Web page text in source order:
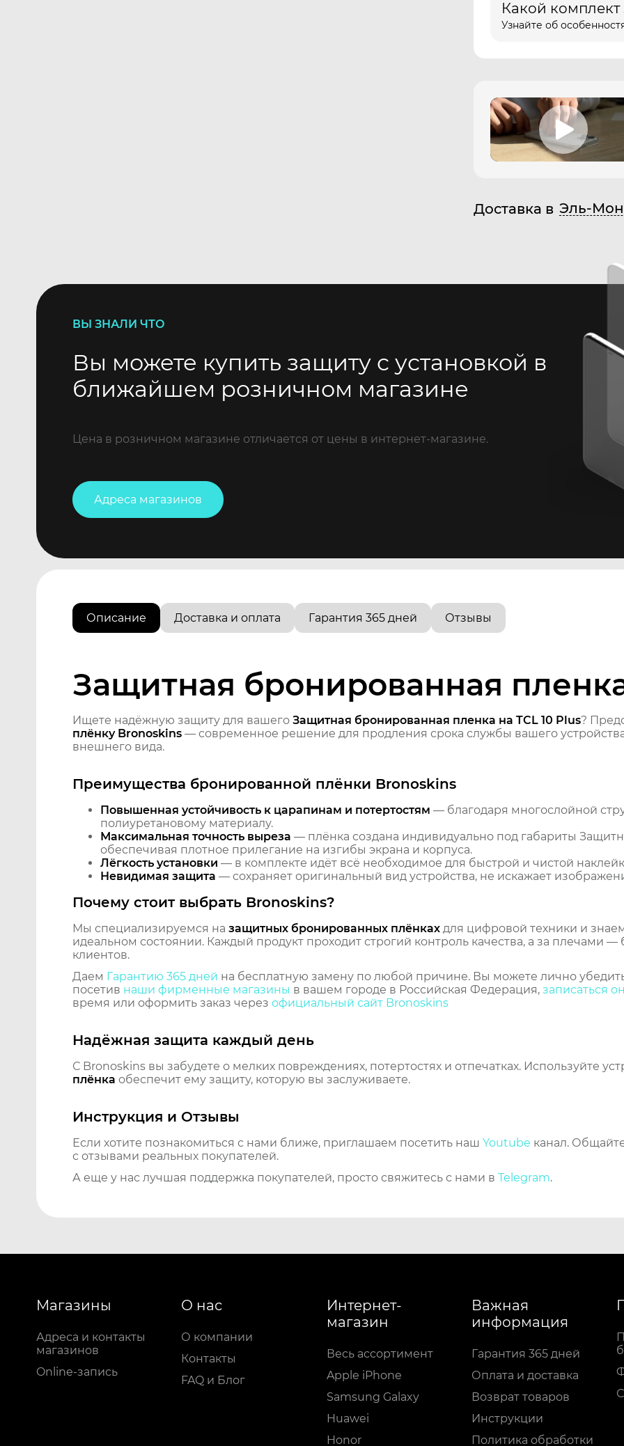
Какой
Узнайте об
Доставка в Эль-
ВЫ ЗНАЛИ ЧТО
Вы можете купить защиту с установкой в
ближайшем розничном магазине
Цена в розничном магазине отличается от цены в интернет-магазине.
Адреса магазинов
Описание Доставка и оплата Гарантия 365 дней Отзывы
Защитная бронированная
Ищете надёжную защиту для вашего Защитная бронированная пленка на TCL 10 Plus?
плёнку Bronoskins — современное решение для продления срока службы вашего
внешнего вида.
Преимущества бронированной плёнки Bronoskins
Повышенная устойчивость к царапинам и потертостям — благодаря многослойной
полиуретановому материалу.
Максимальная точность выреза — плёнка создана индивидуально под габариты
обеспечивая плотное прилегание на изгибы экрана и корпуса.
Лёгкость установки — в комплекте идёт всё необходимое для быстрой и чистой
Невидимая защита — сохраняет оригинальный вид устройства, не искажает
Почему стоит выбрать Bronoskins?
Мы специализируемся на защитных бронированных плёнках для цифровой техники и
идеальном состоянии. Каждый продукт проходит строгий контроль качества, а за плечами
клиентов.
Даем Гарантию 365 дней на бесплатную замену по любой причине. Вы можете лично
посетив наши фирменные магазины в вашем городе в Российская Федерация, записаться
время или оформить заказ через официальный сайт Bronoskins
Надёжная защита каждый день
С Bronoskins вы забудете о мелких повреждениях, потертостях и отпечатках. Используйте
плёнка обеспечит ему защиту, которую вы заслуживаете.
Инструкция и Отзывы
Если хотите познакомиться с нами ближе, приглашаем посетить наш Youtube канал.
с отзывами реальных покупателей.
А еще у нас лучшая поддержка покупателей, просто свяжитесь с нами в Telegram.
Магазины
Адреса и контакты
магазинов
Online-запись
О нас
О компании
Контакты
FAQ и Блог
Интернет-
магазин
Весь ассортимент
Apple iPhone
Samsung Galaxy
Huawei
Honor
Важная
информация
Гарантия 365 дней
Оплата и доставка
Возврат товаров
Инструкции
Политика обработки